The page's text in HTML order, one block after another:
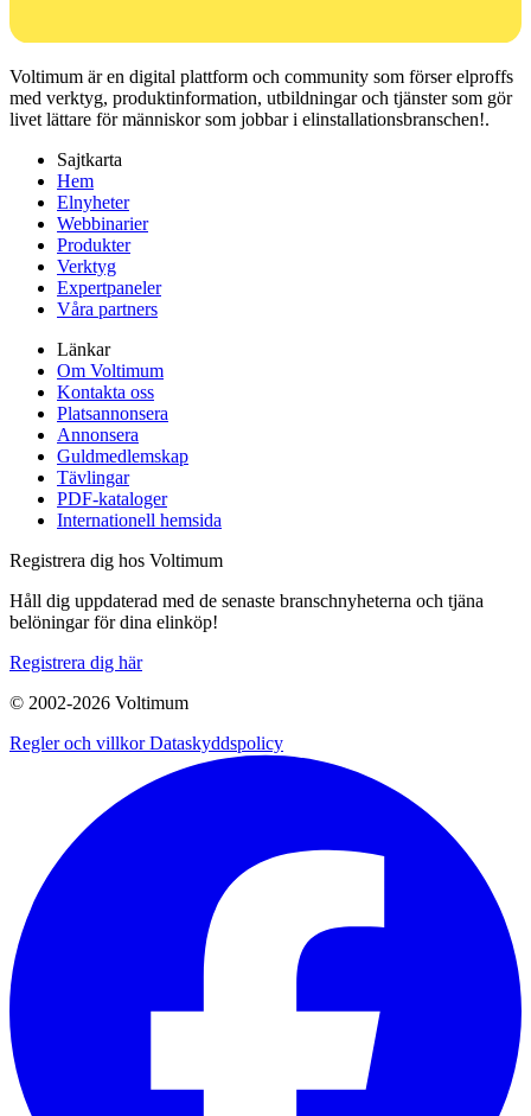
Voltimum är en digital plattform och community som förser elproffs
med verktyg, produktinformation, utbildningar och tjänster som gör
livet lättare för människor som jobbar i elinstallationsbranschen!.
Sajtkarta
Hem
Elnyheter
Webbinarier
Produkter
Verktyg
Expertpaneler
Våra partners
Länkar
Om Voltimum
Kontakta oss
Platsannonsera
Annonsera
Guldmedlemskap
Tävlingar
PDF-kataloger
Internationell hemsida
Registrera dig hos Voltimum
Håll dig uppdaterad med de senaste branschnyheterna och tjäna
belöningar för dina elinköp!
Registrera dig här
© 2002-2026 Voltimum
Regler och villkorDataskyddspolicy